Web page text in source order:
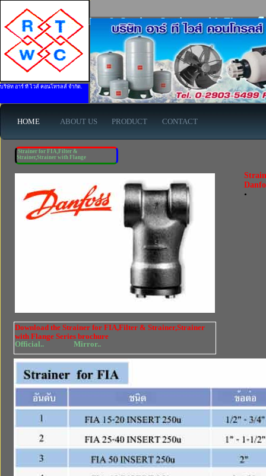
Strainer for FIA,Filter & Strainer,Strainer with Flange
บริษัท อาร์ ที ไวส์ คอนโทรลส์ จำกัด.
HOME ABOUT US PRODUCT CONTACT
Strainer for FIA,Filter &
Strainer,Strainer with Flange
•
Download the Strainer for FIA,Filter & Strainer,Strainer
with Flange Series brochure
Official..
Mirror..